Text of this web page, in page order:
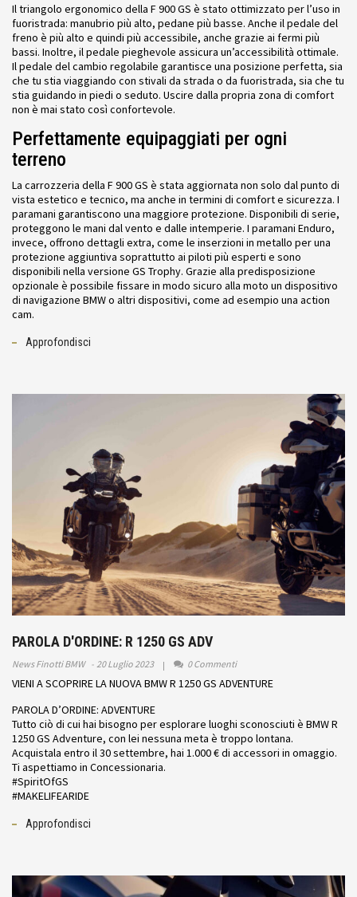
Il triangolo ergonomico della F 900 GS è stato ottimizzato per l’uso in
fuoristrada: manubrio più alto, pedane più basse. Anche il pedale del
freno è più alto e quindi più accessibile, anche grazie ai fermi più
bassi. Inoltre, il pedale pieghevole assicura un’accessibilità ottimale.
Il pedale del cambio regolabile garantisce una posizione perfetta, sia
che tu stia viaggiando con stivali da strada o da fuoristrada, sia che tu
stia guidando in piedi o seduto. Uscire dalla propria zona di comfort
non è mai stato così confortevole.
Perfettamente equipaggiati per ogni
terreno
La carrozzeria della F 900 GS è stata aggiornata non solo dal punto di
vista estetico e tecnico, ma anche in termini di comfort e sicurezza. I
paramani garantiscono una maggiore protezione. Disponibili di serie,
proteggono le mani dal vento e dalle intemperie. I paramani Enduro,
invece, offrono dettagli extra, come le inserzioni in metallo per una
protezione aggiuntiva soprattutto ai piloti più esperti e sono
disponibili nella versione GS Trophy. Grazie alla predisposizione
opzionale è possibile fissare in modo sicuro alla moto un dispositivo
di navigazione BMW o altri dispositivi, come ad esempio una action
cam.
Approfondisci
PAROLA D'ORDINE: R 1250 GS ADV
News Finotti BMW 20 Luglio 2023 0 Commenti
VIENI A SCOPRIRE LA NUOVA BMW R 1250 GS ADVENTURE
PAROLA D’ORDINE: ADVENTURE
Tutto ciò di cui hai bisogno per esplorare luoghi sconosciuti è BMW R
1250 GS Adventure, con lei nessuna meta è troppo lontana.
Acquistala entro il 30 settembre, hai 1.000 € di accessori in omaggio.
Ti aspettiamo in Concessionaria.
#SpiritOfGS
#MAKELIFEARIDE
Approfondisci